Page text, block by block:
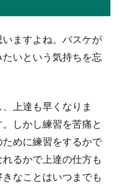
ますよね。バスケが
いという気持ちを忘
上達も早くなりま
しかし練習を苦痛と
めに練習をするかで
るかで上達の仕方も
なことはいつまでも